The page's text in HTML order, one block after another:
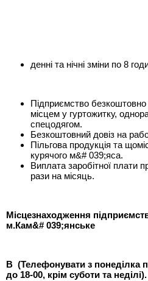
денні та нічні зміни по 8
Підприємство безкоштовно
місцем у гуртожитку,
спецодягом.
Безкоштовний довіз на
Пільгова продукція та
курячого м&# 039;яса.
Виплата заробітної плати
рази на місяць.
Місцезнаходження
м.Кам&# 039;янське
В (Телефонувати з понеділка
до 18-00, крім суботи та неділі).